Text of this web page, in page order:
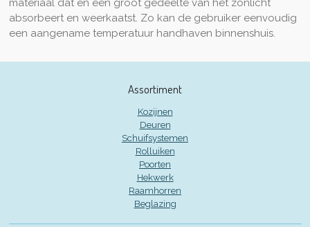
materiaal dat en een groot gedeelte van het zonlicht
absorbeert en weerkaatst. Zo kan de gebruiker eenvoudig
een aangename temperatuur handhaven binnenshuis.
Assortiment
Kozijnen
Deuren
Schuifsystemen
Rolluiken
Poorten
Hekwerk
Raamhorren
Beglazing